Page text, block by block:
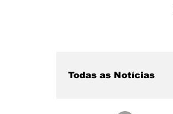
Todas as Notícias